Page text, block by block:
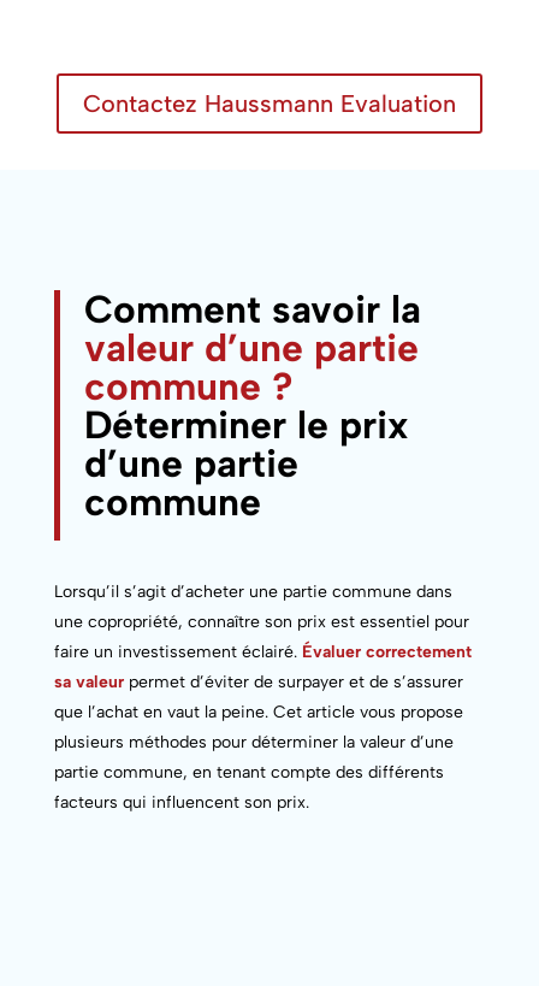
Contactez Haussmann Evaluation
Comment savoir la
valeur d’une partie
commune ?
Déterminer le prix
d’une partie
commune
Lorsqu’il s’agit d’acheter une partie communedans
une copropriété, connaître son prix est essentiel pour
faire un investissement éclairé. Évaluer correctement
sa valeurpermet d’éviter de surpayer et de s’assurer
que l’achat en vaut la peine. Cet article vous propose
plusieurs méthodes pour déterminer la valeur d’une
partie commune, en tenant compte des différents
facteurs qui influencent son prix.